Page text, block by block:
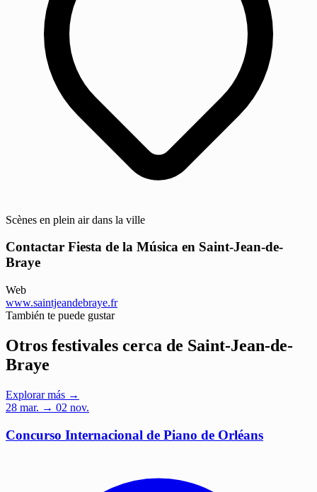
Scènes en plein air dans la ville
Contactar Fiesta de la Música en Saint-Jean-de-
Braye
Web
www.saintjeandebraye.fr
También te puede gustar
Otros festivales cerca de Saint-Jean-de-
Braye
Explorar más →
28 mar. → 02 nov.
Concurso Internacional de Piano de Orléans